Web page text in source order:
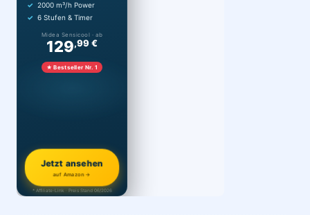
2000 m³/h Power
6 Stufen & Timer
Midea Sensicool · ab
129,99 €
★ Bestseller Nr. 1
Jetzt ansehen
auf Amazon →
* Affiliate-Link · Preis Stand 06/2026